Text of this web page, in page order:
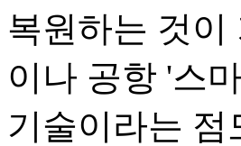
복원하는 것이
이나 공항 '스
기술이라는 점